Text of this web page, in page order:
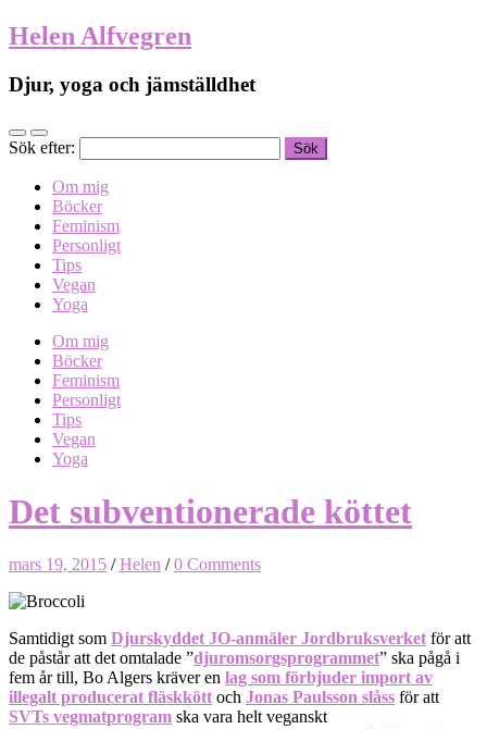
Helen Alfvegren
Djur, yoga och jämställdhet
Sök efter:
Om mig
Böcker
Feminism
Personligt
Tips
Vegan
Yoga
Om mig
Böcker
Feminism
Personligt
Tips
Vegan
Yoga
Det subventionerade köttet
mars 19, 2015 /Helen /0 Comments
Samtidigt som Djurskyddet JO-anmäler Jordbruksverket för att
de påstår att det omtalade ”djuromsorgsprogrammet” ska pågå i
fem år till, Bo Algers kräver en lag som förbjuder import av
illegalt producerat fläskkött och Jonas Paulsson slåss för att
SVTs vegmatprogram ska vara helt veganskt